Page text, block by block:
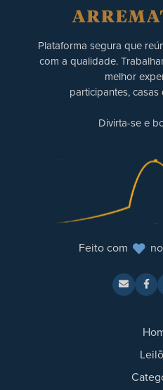
Plataforma segura que
com a qualidade.
melhor
participantes,
Divirta-se e
Feito com